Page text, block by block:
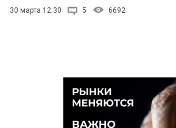
30 марта 12:30 5 6692